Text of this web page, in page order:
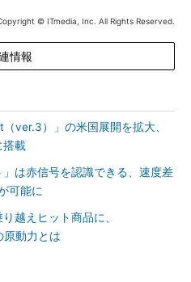
© ITmedia, Inc. All Rights Reserved.
情報
ver.3）」の米国展開を拡大、
搭載
は赤信号を認識できる、速度差
可能に
越えヒット商品に、
原動力とは